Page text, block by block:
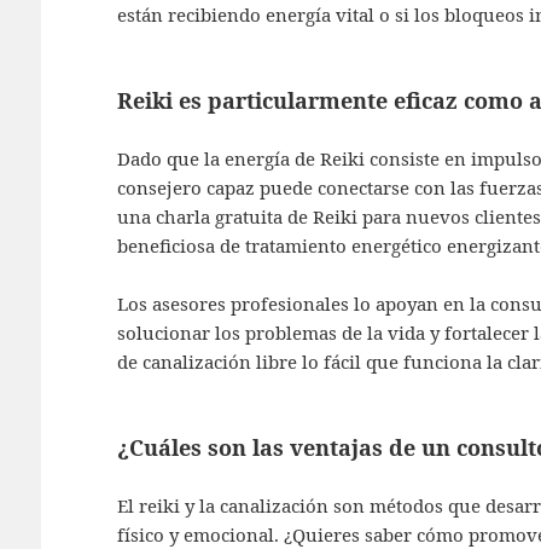
están recibiendo energía vital o si los bloqueos
Reiki es particularmente eficaz como
Dado que la energía de Reiki consiste en
consejero capaz puede conectarse con las
una charla gratuita de Reiki para nuevos
beneficiosa de tratamiento energético
Los asesores profesionales lo apoyan en la
solucionar los problemas de la vida y fortalecer
de canalización libre lo fácil que funciona la
¿Cuáles son las ventajas de un
El reiki y la canalización son métodos que
físico y emocional. ¿Quieres saber cómo